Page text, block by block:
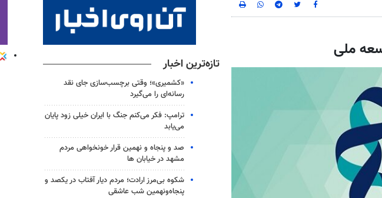
تازه‌ترین اخبار
«کشمیری»؛ وقتی برچسب‌سازی جای نقد
رسانه‌ای را می‌گیرد
ترامپ: فکر می‌کنم جنگ با ایران خیلی زود پایان
می‌یابد
صد و پنجاه و نهمین قرار خونخواهی مردم
مشهد در خیابان ها
شکوه بی‌مرز ارادت؛ مردم دیار آفتاب در یکصد و
پنجاه‌ونهمین شب عاشقی